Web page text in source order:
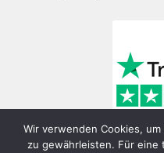
Wir verwenden Cookies,
zu gewährleisten. Für eine